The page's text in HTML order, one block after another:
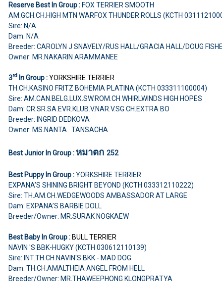
Reserve Best In Group :FOX TERRIER SMOOTH
AM.GCH.CH.HIGH MTN WARFOX THUNDER ROLLS (KCTH
Sire: N/A
Dam: N/A
Breeder: CAROLYN J SNAVELY/RUS HALL/GRACIA HALL/DOUG
Owner: MR.NAKARIN ARAMMANEE
3rd In Group :YORKSHIRE TERRIER
TH.CH.KASINO FRITZ BOHEMIA PLATINA (KCTH 033311100004)
Sire: AM.CAN.BELG.LUX.SW.ROM.CH.WHIRLWINDS HIGH HOPES
Dam: CR.SR.SA.EVR.KLUB.V.NAR.V.SG.CH.EXTRA BO
Breeder: INGRID DEDKOVA
Owner: MS.NANTA TANSACHA
Best Junior In Group : หมาตก 252
Best Puppy In Group :YORKSHIRE TERRIER
EXPANA’S SHINING BRIGHT BEYOND (KCTH 033312110222)
Sire: TH.AM.CH.WEDGEWOODS AMBASSADOR AT LARGE
Dam: EXPANA’S BARBIE DOLL
Breeder/Owner: MR.SURAK NOGKAEW
Best Baby In Group :BULL TERRIER
NAVIN 'S BBK-HUGKY (KCTH 030612110139)
Sire: INT.TH.CH.NAVIN'S BKK - MAD DOG
Dam: TH.CH.AMALTHEIA ANGEL FROM HELL
Breeder/Owner: MR.THAWEEPHONG KLONGPRATYA